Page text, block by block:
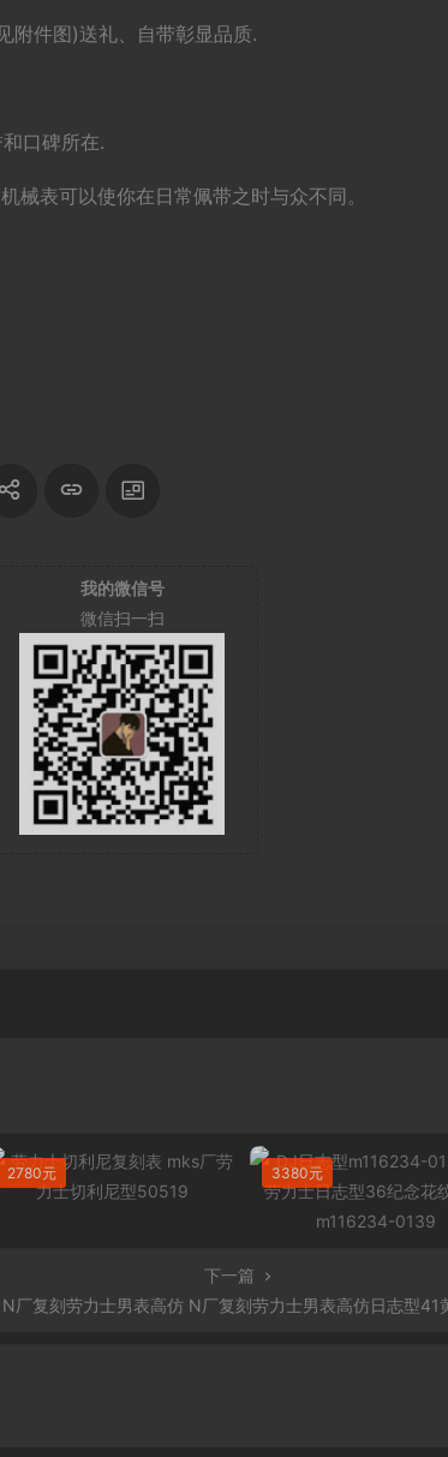
附件图)送礼、自带彰显品质.
口碑所在.
械表可以使你在日常佩带之时与众不同。
我的微信号
微信扫一扫
2780元 3380元
下一篇
N厂复刻劳力士男表高仿 N厂复刻劳力士男表高仿日志型41黄金钢牙圈黑面男表126333-